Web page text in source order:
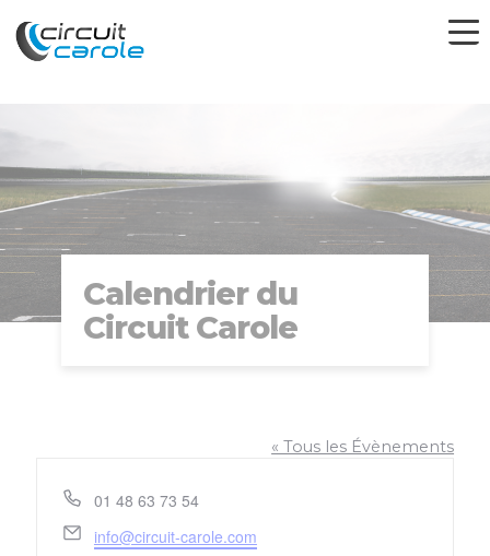
Calendrier du
Circuit Carole
« Tous les Évènements
Téléphone
01 48 63 73 54
Email
info@circuit-carole.com